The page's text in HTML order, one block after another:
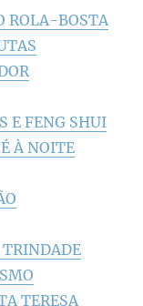
ROLA-BOSTA
E FENG SHUI
À NOITE
TERESA